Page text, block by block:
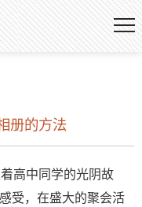
册的方法
高中同学的光阴故
受，在盛大的聚会活